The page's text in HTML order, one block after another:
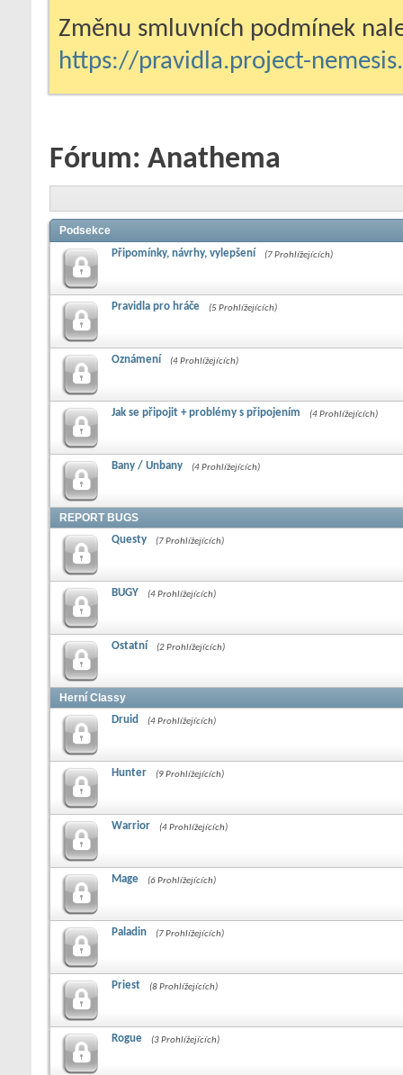
Změnu smluvních podmínek
https://pravidla.project-
Fórum: Anathema
Podsekce
Připomínky, návrhy, vylepšení (7 Prohlížejících)
Pravidla pro hráče (5 Prohlížejících)
Oznámení (4 Prohlížejících)
Jak se připojit + problémy s připojením (4 Prohlížejících)
Bany / Unbany (4 Prohlížejících)
REPORT BUGS
Questy (7 Prohlížejících)
BUGY (4 Prohlížejících)
Ostatní (2 Prohlížejících)
Herní­ Classy
Druid (4 Prohlížejících)
Hunter (9 Prohlížejících)
Warrior (4 Prohlížejících)
Mage (6 Prohlížejících)
Paladin (7 Prohlížejících)
Priest (8 Prohlížejících)
Rogue (3 Prohlížejících)